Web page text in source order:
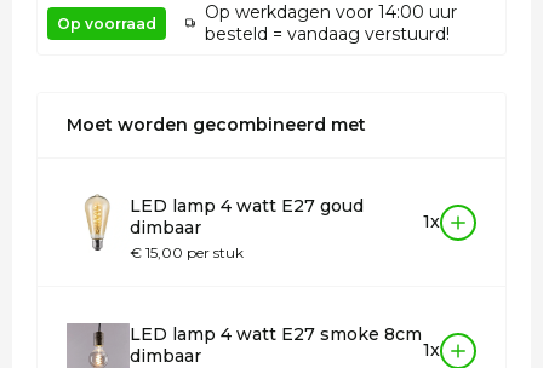
Op voorraad
Op werkdagen voor 14:00 uur
besteld = vandaag verstuurd!
Moet worden gecombineerd met
LED lamp 4 watt E27 goud
dimbaar
€ 15,00 per stuk
1x
LED lamp 4 watt E27 smoke 8cm
dimbaar
1x